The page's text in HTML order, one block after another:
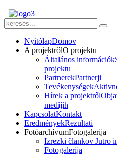
NyitólapDomov
A projektrőlO projektu
Általános információk
projektu
PartnerekPartnerji
Tevékenységek
Hírek a projektről
medijih
KapcsolatKontakt
EredményekRezultati
FotóarchívumFotogalerija
Izrezki člankov Jutro
Fotogalerija